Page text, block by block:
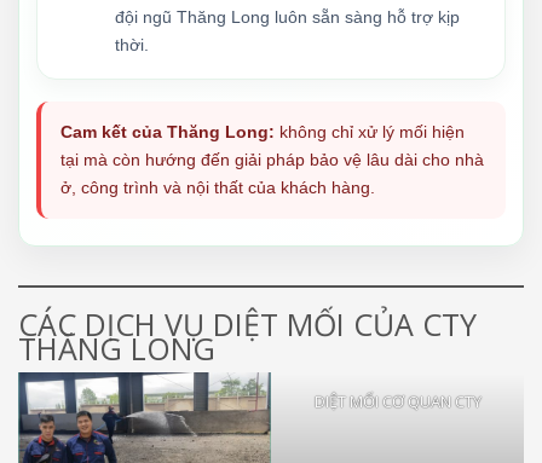
đội ngũ Thăng Long luôn sẵn sàng hỗ trợ kịp
thời.
Cam kết của Thăng Long: không chỉ xử lý mối hiện
tại mà còn hướng đến giải pháp bảo vệ lâu dài cho nhà
ở, công trình và nội thất của khách hàng.
CÁC DỊCH VỤ DIỆT MỐI CỦA CTY
THĂNG LONG
DIỆT MỐI CƠ QUAN CTY